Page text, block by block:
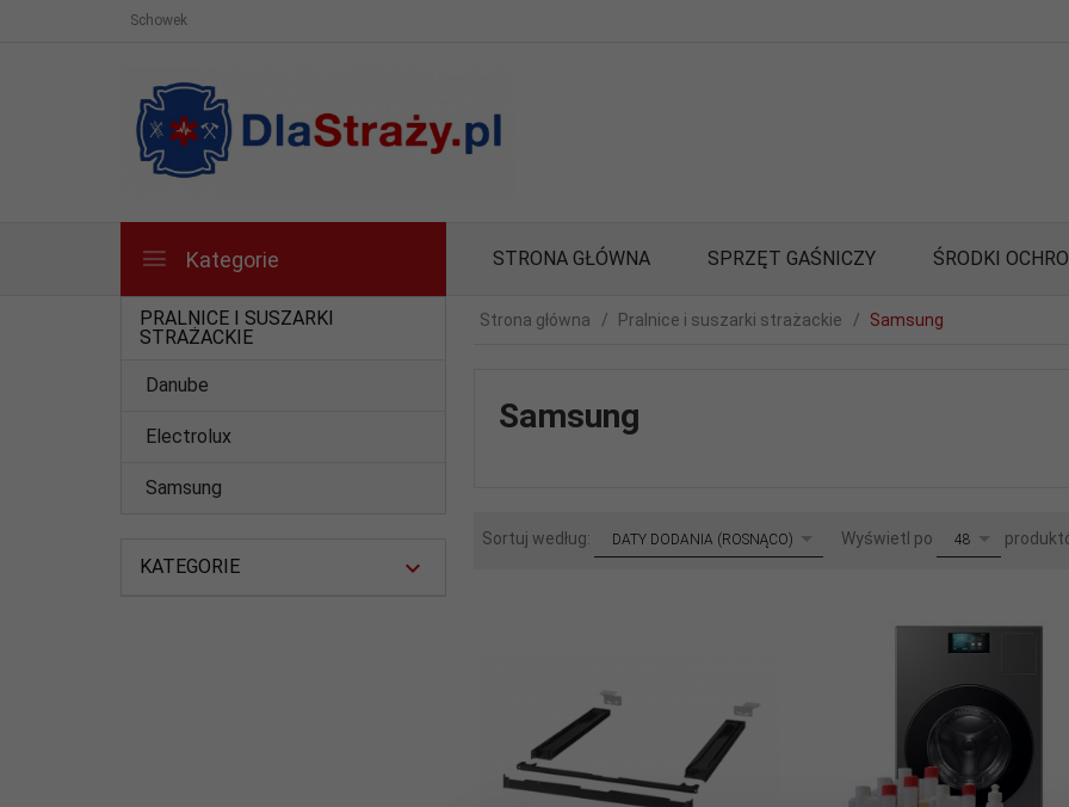
Schowek
Kategorie STRONA GŁÓWNA SPRZĘT GAŚNICZY ŚRODKI
PRALNICE I SUSZARKI
STRAŻACKIE
Danube
Electrolux
Samsung
KATEGORIE
Strona główna Pralnice i suszarki strażackie Samsung
Samsung
Sortuj według: sortDATY DODANIA (ROSNĄCO) Wyświetl po pop48